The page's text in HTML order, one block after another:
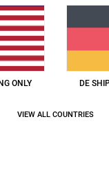
Verhältnis: 5/5
Produkt
ONLY DE
VIEW ALL COUNTRIES